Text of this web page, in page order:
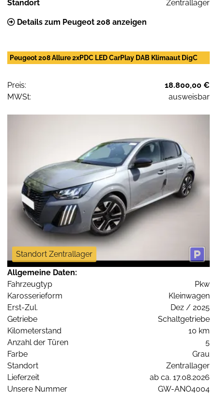
Standort Zentrallager
Details zum Peugeot 208 anzeigen
Peugeot 208 Allure 2xPDC LED CarPlay DAB Klimaaut DigC
Preis:
18.800,00 €
MWSt:
ausweisbar
Standort Zentrallager
Allgemeine Daten:
Fahrzeugtyp
Pkw
Karosserieform
Kleinwagen
Erst-Zul.
Dez / 2025
Getriebe
Schaltgetriebe
Kilometerstand
10 km
Anzahl der Türen
5
Farbe
Grau
Standort
Zentrallager
Lieferzeit
ab ca. 17.08.2026
Unsere Nummer
GW-ANO4004